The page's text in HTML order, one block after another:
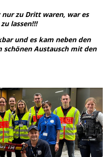
zu Dritt waren, war es
lassen!!!
und es kam neben den
schönen Austausch mit den